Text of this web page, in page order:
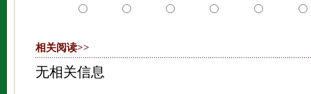
相关阅读>>
无相关信息